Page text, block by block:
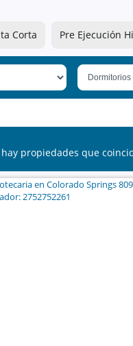
Corta Pre Ejecución
hay propiedades que